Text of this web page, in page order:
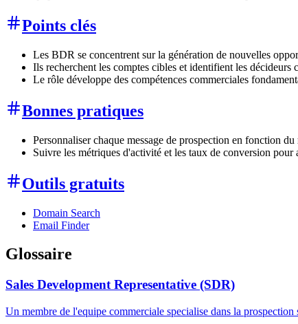
Points clés
Les BDR se concentrent sur la génération de nouvelles
Ils recherchent les comptes cibles et identifient les
Le rôle développe des compétences commerciales
Bonnes pratiques
Personnaliser chaque message de prospection en fonction
Suivre les métriques d'activité et les taux de conversion
Outils gratuits
Domain Search
Email Finder
Glossaire
Sales Development Representative (SDR)
Un membre de l'equipe commerciale specialise dans la